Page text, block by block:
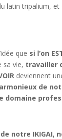
latin tripalium, et
que si l’on
sa vie, travailler
deviennent
de
domaine
notre IKIGAI,